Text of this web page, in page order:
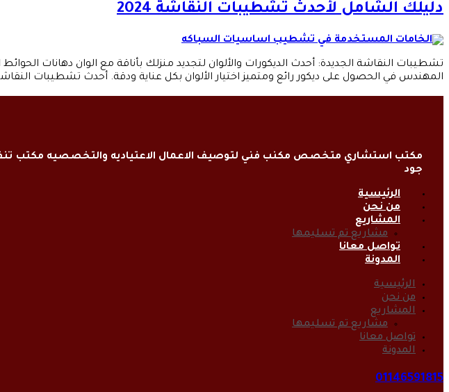
دليلك الشامل لأحدث تشطيبات النقاشة 2024
تشطيبات النقاشة الجديدة: أحدث الديكورات والألوان لتجديد منزلك بأناقة مع الوان دهانات
المهندس في الحصول على ديكور رائع ومتميز اختيار الألوان بكل عناية ودقة. أحدث تشطيبات النقاشة 2024 تعد شركة المهندس أفضل شركة تشطيبات حيث حققت الرؤية المبتكرة في
مكتب استشاري متخصص مكنب فني لتوصيف الاعمال الاعتياديه والتخصصيه مكتب
جود
الرئيسية
من نحن
المشاريع
مشاريع تم تسليمها
تواصل معانا
المدونة
الرئيسية
من نحن
المشاريع
مشاريع تم تسليمها
تواصل معانا
المدونة
01146591815